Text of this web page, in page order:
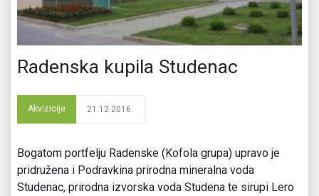
Radenska kupila Studenac
Akvizicije 21.12.2016.
Bogatom portfelju Radenske (Kofola grupa) upravo je
pridružena i Podravkina prirodna mineralna voda
Studenac, prirodna izvorska voda Studena te sirupi Lero